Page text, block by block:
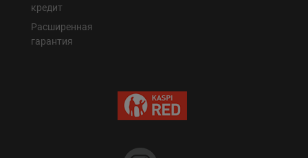
кредит
Расширенная
гарантия